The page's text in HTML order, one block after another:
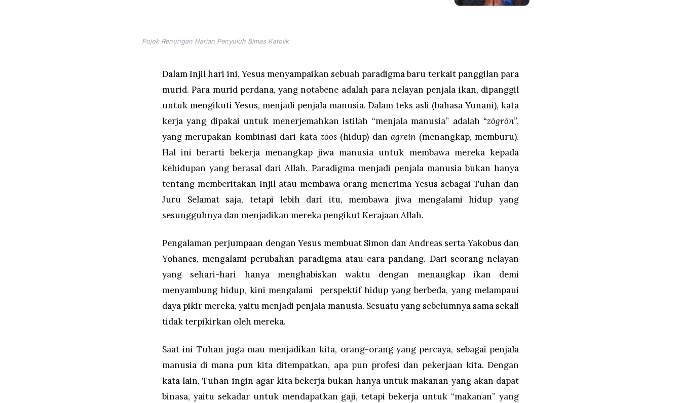
Pojok Renungan Harian Penyuluh Bimas Katolik
Dalam Injil hari ini, Yesus menyampaikan sebuah paradigma baru terkait panggilan para
murid. Para murid perdana, yang notabene adalah para nelayan penjala ikan, dipanggil
untuk mengikuti Yesus, menjadi penjala manusia. Dalam teks asli (bahasa Yunani), kata
kerja yang dipakai untuk menerjemahkan istilah “menjala manusia” adalah “zōgrōn”,
yang merupakan kombinasi dari kata zōos (hidup) danagrein (menangkap, memburu).
Hal ini berarti bekerja menangkap jiwa manusia untuk membawa mereka kepada
kehidupan yang berasal dari Allah. Paradigma menjadi penjala manusia bukan hanya
tentang memberitakan Injil atau membawa orang menerima Yesus sebagai Tuhan dan
Juru Selamat saja, tetapi lebih dari itu, membawa jiwa mengalami hidup yang
sesungguhnya dan menjadikan mereka pengikut Kerajaan Allah.
Pengalaman perjumpaan dengan Yesus membuat Simon dan Andreas serta Yakobus dan
Yohanes, mengalami perubahan paradigma atau cara pandang. Dari seorang nelayan
yang sehari-hari hanya menghabiskan waktu dengan menangkap ikan demi
menyambung hidup, kini mengalami perspektif hidup yang berbeda, yang melampaui
daya pikir mereka, yaitu menjadi penjala manusia. Sesuatu yang sebelumnya sama sekali
tidak terpikirkan oleh mereka.
Saat ini Tuhan juga mau menjadikan kita, orang-orang yang percaya, sebagai penjala
manusia di mana pun kita ditempatkan, apa pun profesi dan pekerjaan kita. Dengan
kata lain, Tuhan ingin agar kita bekerja bukan hanya untuk makanan yang akan dapat
binasa, yaitu sekadar untuk mendapatkan gaji, tetapi bekerja untuk “makanan” yang